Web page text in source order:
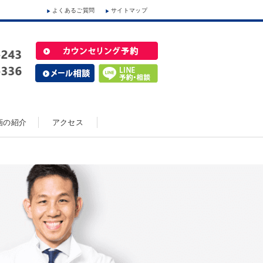
よくあるご質問 サイトマップ
の紹介 アクセス